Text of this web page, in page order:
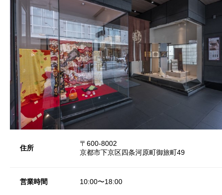
住所
〒600-8002
京都市下京区四条河原町御旅町49
営業時間 10:00〜18:00